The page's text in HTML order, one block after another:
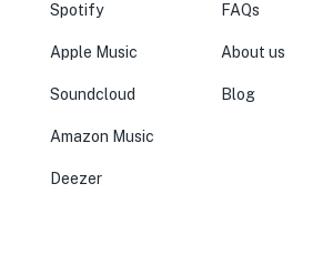
Spotify
Apple Music
Soundcloud
Amazon Music
Deezer
FAQs
About us
Blog